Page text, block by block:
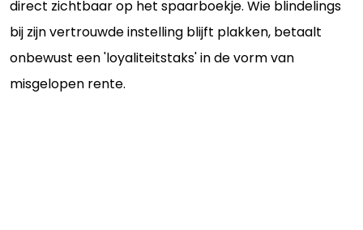
direct zichtbaar op het spaarboekje. Wie blindelings
bij zijn vertrouwde instelling blijft plakken, betaalt
onbewust een 'loyaliteitstaks' in de vorm van
misgelopen rente.